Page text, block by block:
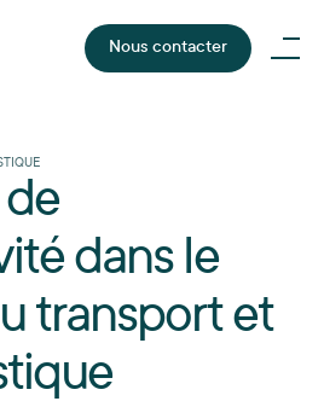
Nous contacter
dans le
transport et